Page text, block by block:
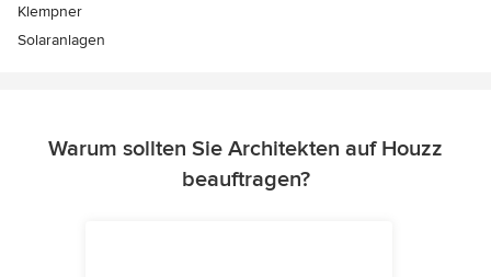
Klempner
Solaranlagen
Warum sollten Sie Architekten auf Houzz
beauftragen?